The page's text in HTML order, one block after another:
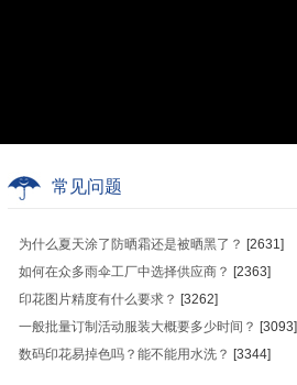
常见问题
为什么夏天涂了防晒霜还是被晒黑了？ [2631]
如何在众多雨伞工厂中选择供应商？ [2363]
印花图片精度有什么要求？ [3262]
一般批量订制活动服装大概要多少时间？ [3093]
数码印花易掉色吗？能不能用水洗？ [3344]